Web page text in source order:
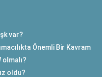
var?
Önemli Bir Kavram
olmalı?
oldu?